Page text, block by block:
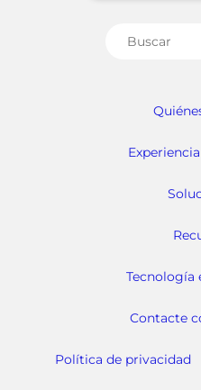
Tecnología
Contacte
Política de privacidad
Buscar: